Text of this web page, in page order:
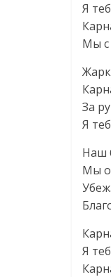
Я
Мы с
За
Я
Наш
Мы
Я